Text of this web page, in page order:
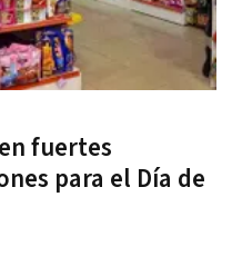
fuertes
para el Día de